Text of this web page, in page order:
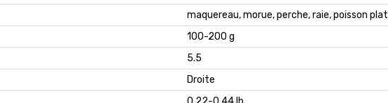
maquereau, morue, perche, raie, poisson plat
100-200 g
5.5
Droite